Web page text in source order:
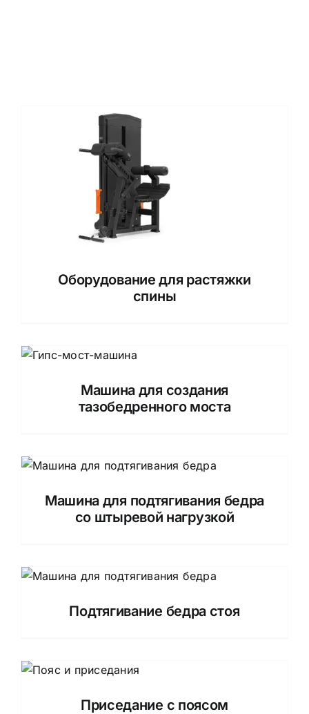
Оборудование для растяжки
спины
Машина для создания
тазобедренного моста
Машина для подтягивания бедра
со штыревой нагрузкой
Подтягивание бедра стоя
Приседание с поясом